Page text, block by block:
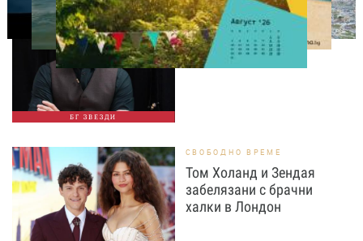
БГ ЗВЕЗДИ
Така ли го правиш, тате?“
Дъщерята на Орлин
Павлов го имитира
СВОБОДНО ВРЕМЕ
Том Холанд и Зендая
забелязани с брачни
халки в Лондон